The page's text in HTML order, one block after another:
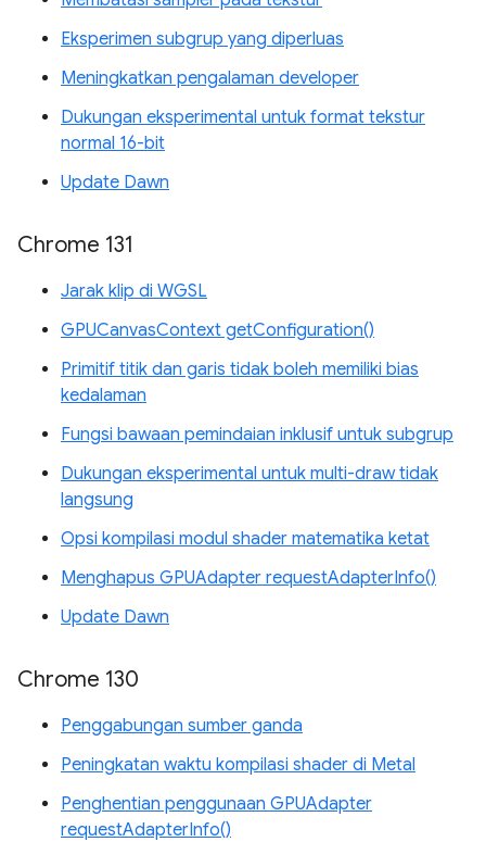
Eksperimen subgrup yang diperluas
Meningkatkan pengalaman developer
Dukungan eksperimental untuk format tekstur
normal 16-bit
Update Dawn
Chrome 131
Jarak klip di WGSL
GPUCanvasContext getConfiguration()
Primitif titik dan garis tidak boleh memiliki bias
kedalaman
Fungsi bawaan pemindaian inklusif untuk subgrup
Dukungan eksperimental untuk multi-draw tidak
langsung
Opsi kompilasi modul shader matematika ketat
Menghapus GPUAdapter requestAdapterInfo()
Update Dawn
Chrome 130
Penggabungan sumber ganda
Peningkatan waktu kompilasi shader di Metal
Penghentian penggunaan GPUAdapter
requestAdapterInfo()